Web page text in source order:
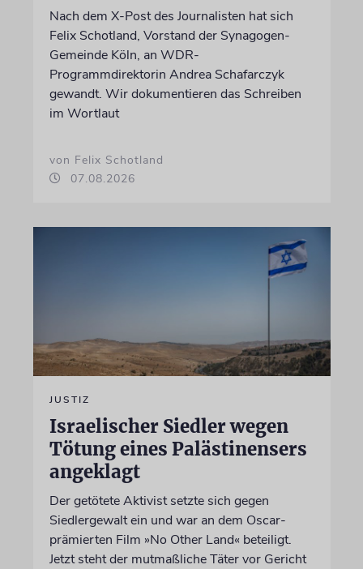
Nach dem X-Post des Journalisten hat sich
Felix Schotland, Vorstand der Synagogen-
Gemeinde Köln, an WDR-
Programmdirektorin Andrea Schafarczyk
gewandt. Wir dokumentieren das Schreiben
im Wortlaut
von Felix Schotland
07.08.2026
JUSTIZ
Israelischer Siedler wegen
Tötung eines Palästinensers
angeklagt
Der getötete Aktivist setzte sich gegen
Siedlergewalt ein und war an dem Oscar-
prämierten Film »No Other Land« beteiligt.
Jetzt steht der mutmaßliche Täter vor Gericht